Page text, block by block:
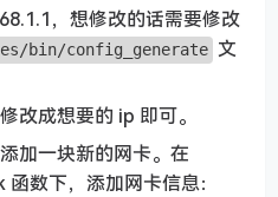
，想修改的话需要修改
bin/config_generate 文
改成想要的 ip 即可。
加一块新的网卡。在
数下，添加网卡信息：